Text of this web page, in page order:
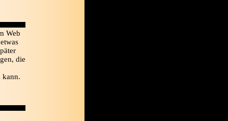
Web
die
kann.